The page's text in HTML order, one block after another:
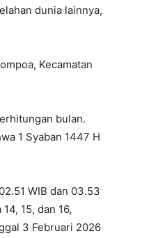
dunia lainnya,
Kecamatan
bulan.
1 Syaban 1447 H
WIB dan 03.53
15, dan 16,
3 Februari 2026